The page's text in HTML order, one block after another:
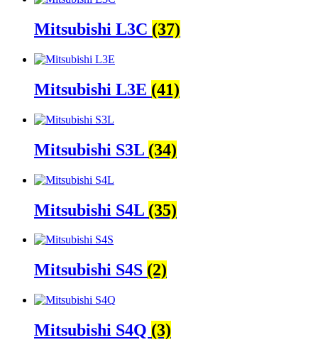
Mitsubishi L3C (37)
Mitsubishi L3E (41)
Mitsubishi S3L (34)
Mitsubishi S4L (35)
Mitsubishi S4S (2)
Mitsubishi S4Q (3)